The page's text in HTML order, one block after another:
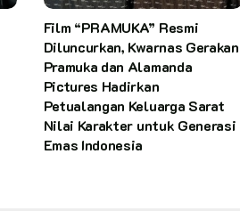
Film “PRAMUKA” Resmi
Diluncurkan, Kwarnas Gerakan
Pramuka dan Alamanda
Pictures Hadirkan
Petualangan Keluarga Sarat
Nilai Karakter untuk Generasi
Emas Indonesia